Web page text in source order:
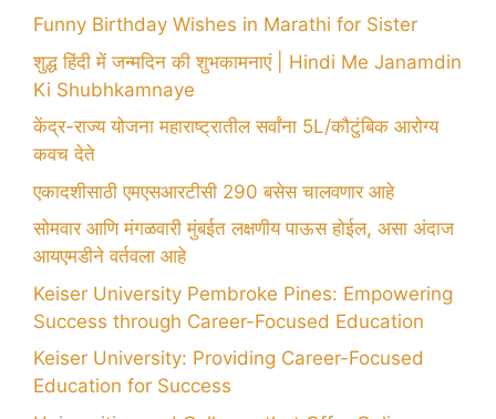
Funny Birthday Wishes in Marathi for Sister
शुद्ध हिंदी में जन्मदिन की शुभकामनाएं | Hindi Me Janamdin
Ki Shubhkamnaye
केंद्र-राज्य योजना महाराष्ट्रातील सर्वांना 5L/कौटुंबिक आरोग्य
कवच देते
एकादशीसाठी एमएसआरटीसी 290 बसेस चालवणार आहे
सोमवार आणि मंगळवारी मुंबईत लक्षणीय पाऊस होईल, असा अंदाज
आयएमडीने वर्तवला आहे
Keiser University Pembroke Pines: Empowering
Success through Career-Focused Education
Keiser University: Providing Career-Focused
Education for Success